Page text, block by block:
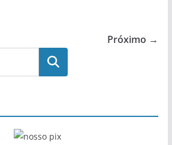
Próximo →
Pesquisar